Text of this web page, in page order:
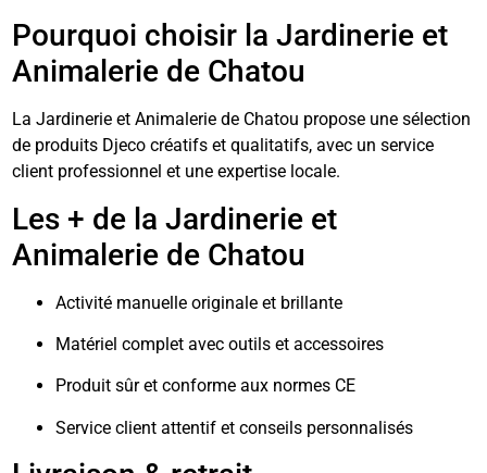
Pourquoi choisir la Jardinerie et
Animalerie de Chatou
La Jardinerie et Animalerie de Chatou propose une sélection
de produits Djeco créatifs et qualitatifs, avec un service
client professionnel et une expertise locale.
Les + de la Jardinerie et
Animalerie de Chatou
Activité manuelle originale et brillante
Matériel complet avec outils et accessoires
Produit sûr et conforme aux normes CE
Service client attentif et conseils personnalisés